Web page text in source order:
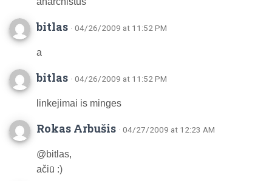
bitlas · 04/26/2009 at 11:52 PM
a
bitlas · 04/26/2009 at 11:52 PM
linkejimai is minges
Rokas Arbušis · 04/27/2009 at 12:23 AM
@bitlas,
ačiū :)